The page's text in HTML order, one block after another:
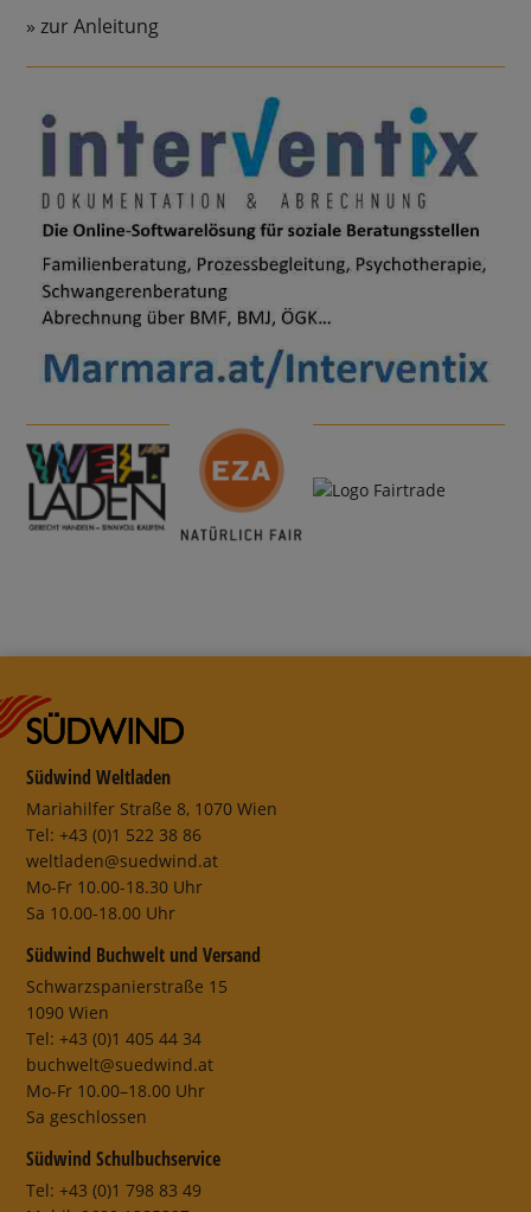
zur Anleitung
Südwind Weltladen
Mariahilfer Straße 8, 1070 Wien
Tel: +43 (0)1 522 38 86
weltladen@suedwind.at
Mo-Fr 10.00-18.30 Uhr
Sa 10.00-18.00 Uhr
Südwind Buchwelt und Versand
Schwarzspanierstraße 15
1090 Wien
Tel: +43 (0)1 405 44 34
buchwelt@suedwind.at
Mo-Fr 10.00–18.00 Uhr
Sa geschlossen
Südwind Schulbuchservice
Tel: +43 (0)1 798 83 49